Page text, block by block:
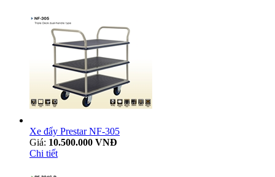
Xe đẩy Prestar NF-305
Giá: 10.500.000 VNĐ
Chi tiết